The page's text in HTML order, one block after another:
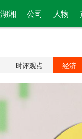
湖湘 公司 人物
时评观点 经济